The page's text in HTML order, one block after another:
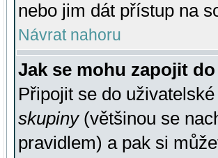
nebo jim dát přístup na
Návrat nahoru
Jak se mohu zapojit
Připojit se do
skupiny(většinou se
pravidlem) a pak si